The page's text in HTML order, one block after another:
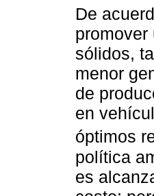
De
sólidos,
menor
de
en
óptimos
política
es